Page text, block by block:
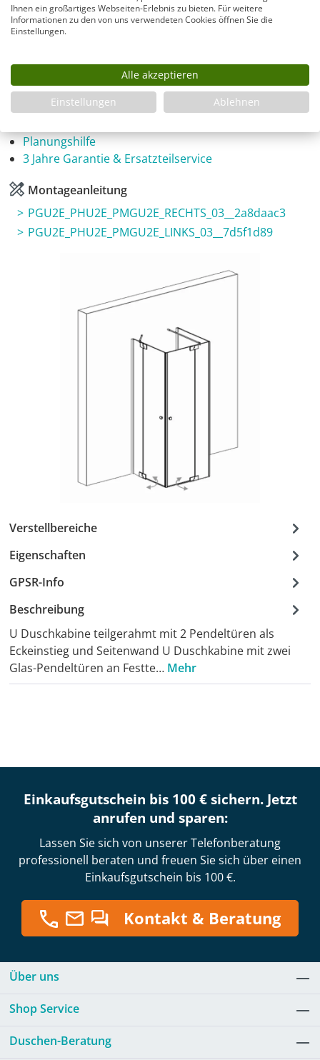
Produkt Anzahl: Gib den gewünschten
Infos
Planungshilfe
3 Jahre Garantie & Ersatzteilservice
Montageanleitung
PGU2E_PHU2E_PMGU2E_RECHTS_03__2a8daac3
PGU2E_PHU2E_PMGU2E_LINKS_03__7d5f1d89
Verstellbereiche
Eigenschaften
GPSR-Info
Beschreibung
U Duschkabine teilgerahmt mit 2 Pendeltüren als
Eckeinstieg und Seitenwand U Duschkabine mit zwei
Glas-Pendeltüren an Festte… Mehr
Einkaufsgutschein bis 100 € sichern. Jetzt
anrufen und sparen:
Lassen Sie sich von unserer Telefonberatung
professionell beraten und freuen Sie sich über einen
Einkaufsgutschein bis 100 €.
Kontakt & Beratung
Über uns
Shop Service
Duschen-Beratung
Ihnen ein großartiges Webseiten-Erlebnis zu bieten. Für weitere
Informationen zu den von uns verwendeten Cookies öffnen Sie die
Einstellungen.
Alle akzeptieren
Einstellungen
Ablehnen